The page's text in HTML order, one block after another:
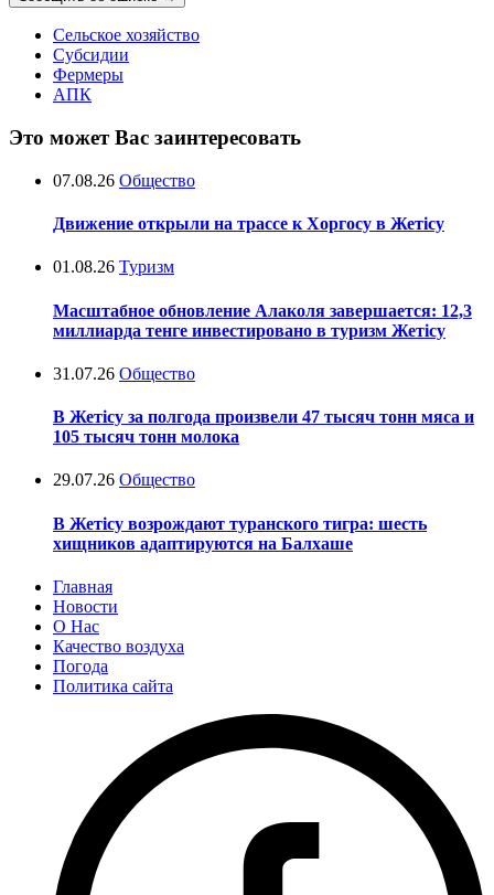
Сельское хозяйство
Субсидии
Фермеры
АПК
Это может Вас заинтересовать
07.08.26 Общество
Движение открыли на трассе к Хоргосу в Жетісу
01.08.26 Туризм
Масштабное обновление Алаколя завершается: 12,3
миллиарда тенге инвестировано в туризм Жетісу
31.07.26 Общество
В Жетісу за полгода произвели 47 тысяч тонн мяса и
105 тысяч тонн молока
29.07.26 Общество
В Жетісу возрождают туранского тигра: шесть
хищников адаптируются на Балхаше
Главная
Новости
О Нас
Качество воздуха
Погода
Политика сайта